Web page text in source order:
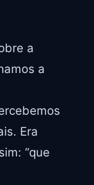
a
a
Era
“que